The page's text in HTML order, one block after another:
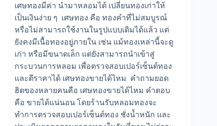
เศษทองมีค่า นำมาหลอมได้ เปลี่ยนทองเก่าให้
เป็นเงินง่าย ๆ เศษทอง คือ ทองคำที่ไม่สมบูรณ์
หรือไม่สามารถใช้งานในรูปแบบเดิมได้แล้ว แต่
ยังคงมีเนื้อทองอยู่ภายใน เช่น แม้ทองเหล่านี้จะดู
เก่า หรือมีขนาดเล็ก แต่ยังสามารถนำเข้าสู่
กระบวนการหลอม เพื่อตรวจสอบเปอร์เซ็นต์ทอง
และตีราคาได้ เศษทองขายได้ไหม คำถามยอด
ฮิตของหลายคนคือ เศษทองขายได้ไหม คำตอบ
คือ ขายได้แน่นอน โดยร้านรับหลอมทองจะ
ทำการตรวจสอบเปอร์เซ็นต์ทอง ชั่งน้ำหนัก และ